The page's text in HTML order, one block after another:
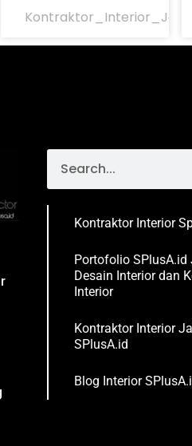
Kontraktor Interior
Portofolio SPlusA.id
Desain Interior dan
Interior
Kontraktor Interior
SPlusA.id
Blog Interior